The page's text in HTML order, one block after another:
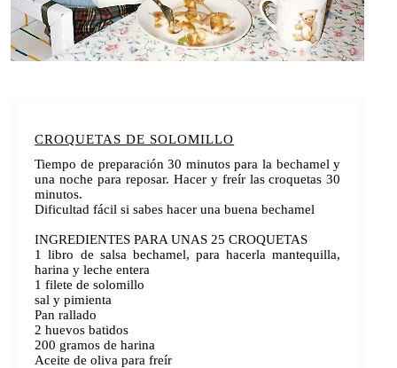
CROQUETAS DE SOLOMILLO
Tiempo de preparación 30 minutos para la bechamel y
una noche para reposar. Hacer y freír las croquetas 30
minutos.
Dificultad fácil si sabes hacer una buena bechamel
INGREDIENTES PARA UNAS 25 CROQUETAS
1 libro de salsa bechamel, para hacerla mantequilla,
harina y leche entera
1 filete de solomillo
sal y pimienta
Pan rallado
2 huevos batidos
200 gramos de harina
Aceite de oliva para freír